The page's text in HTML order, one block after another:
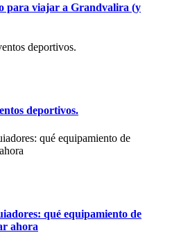
para viajar a Grandvalira (y
deportivos.
qué equipamiento de
ahora